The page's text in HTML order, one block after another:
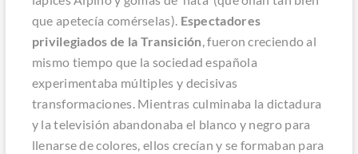
que apetecía comérselas). Espectadores
privilegiados de la Transición, fueron creciendo al
mismo tiempo que la sociedad española
experimentaba múltiples y decisivas
transformaciones. Mientras culminaba la dictadura
y la televisión abandonaba el blanco y negro para
llenarse de colores, ellos crecían y se formaban para